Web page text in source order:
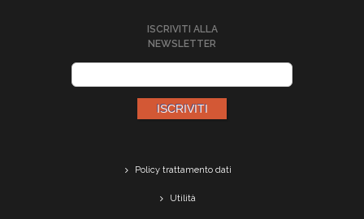
ISCRIVITI ALLA
NEWSLETTER
Policy trattamento dati
Utilità